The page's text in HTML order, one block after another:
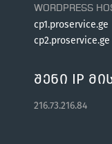
WORDPRESS
cp1.proservice.ge
cp2.proservice.ge
Შენი IP
216.73.216.84